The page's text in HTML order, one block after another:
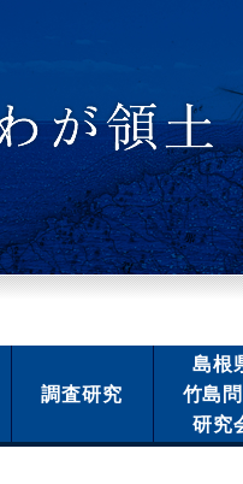
調査研究
島根
竹島
研究